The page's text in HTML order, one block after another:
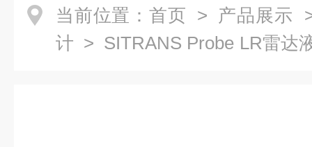
当前位置： 首页 > 产品展示
计 > SITRANS Probe LR雷达